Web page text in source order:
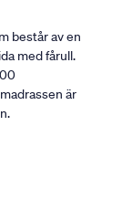
består av en
med fårull.
är